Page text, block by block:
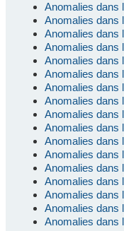
Anomalies dans
Anomalies dans
Anomalies dans
Anomalies dans
Anomalies dans
Anomalies dans
Anomalies dans
Anomalies dans
Anomalies dans
Anomalies dans
Anomalies dans
Anomalies dans
Anomalies dans
Anomalies dans
Anomalies dans
Anomalies dans
Anomalies dans